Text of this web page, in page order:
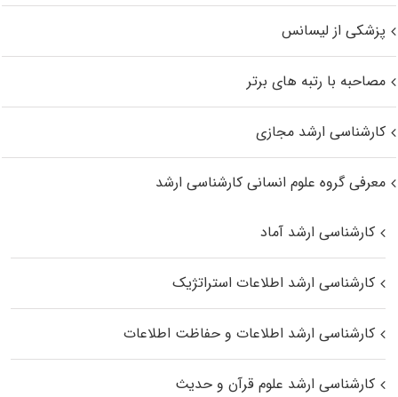
پزشکی از لیسانس
مصاحبه با رتبه های برتر
کارشناسی ارشد مجازی
معرفی گروه علوم انسانی کارشناسی ارشد
کارشناسی ارشد آماد
کارشناسی ارشد اطلاعات استراتژیک
کارشناسی ارشد اطلاعات و حفاظت اطلاعات
کارشناسی ارشد علوم قرآن و حدیث